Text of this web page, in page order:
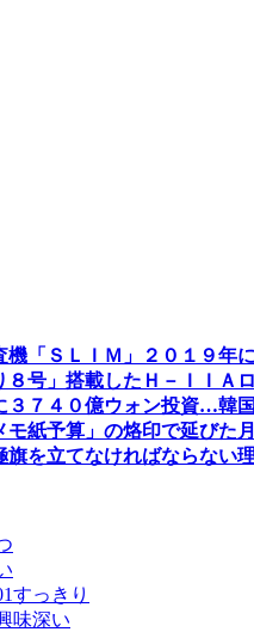
機「ＳＬＩＭ」２０１９
８号」搭載したＨ－ＩＩＡ
３７４０億ウォン投資…韓
モ紙予算」の烙印で延びた
旗を立てなければならない
すっきり
味深い